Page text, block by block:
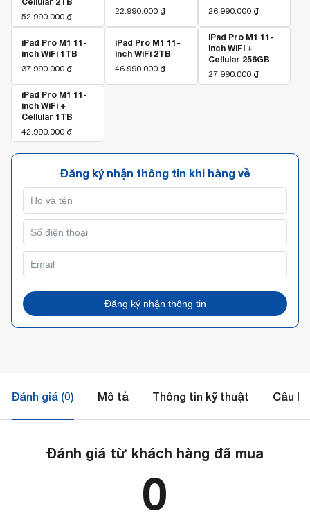
52.990.000 ₫
22.990.000 ₫ 26.990.000 ₫
iPad Pro M1 11-
inch WiFi 1TB
37.990.000 ₫
iPad Pro M1 11-
inch WiFi 2TB
46.990.000 ₫
iPad Pro M1 11-
inch WiFi +
Cellular 256GB
27.990.000 ₫
iPad Pro M1 11-
inch WiFi +
Cellular 1TB
42.990.000 ₫
Đăng ký nhận thông tin khi hàng về
Đăng ký nhận thông tin
Đánh giá (0) Mô tả Thông tin kỹ thuật Câu
Đánh giá từ khách hàng đã mua
0